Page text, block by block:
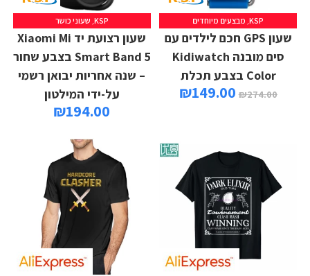
KSP
, מבצעים מיוחדים
שעון GPS חכם לילדים עם
סים מובנה Kidiwatch
Color בצבע תכלת
₪274.00
₪149.00
KSP
, שעוני כושר
שעון רצועת יד Xiaomi Mi
Smart Band 5 בצבע שחור
– שנה אחריות יבואן רשמי
על-ידי המילטון
₪194.00